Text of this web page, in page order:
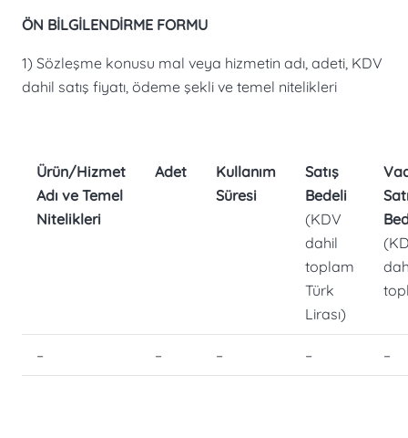
ÖN BİLGİLENDİRME FORMU
1) Sözleşme konusu mal veya hizmetin adı, adeti, KDV
dahil satış fiyatı, ödeme şekli ve temel nitelikleri
Ürün/Hizmet
Adı ve Temel
Nitelikleri
Adet
Kullanım
Süresi
Satış
Bedeli
(KDV
dahil
toplam
Türk
Lirası)
– – – – –